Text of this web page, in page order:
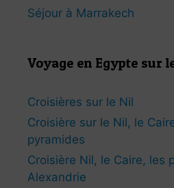
Séjour à Marrakech
Voyage en Egypte sur
Croisières sur le Nil
Croisière sur le Nil, le
pyramides
Croisière Nil, le Caire, les
Alexandrie